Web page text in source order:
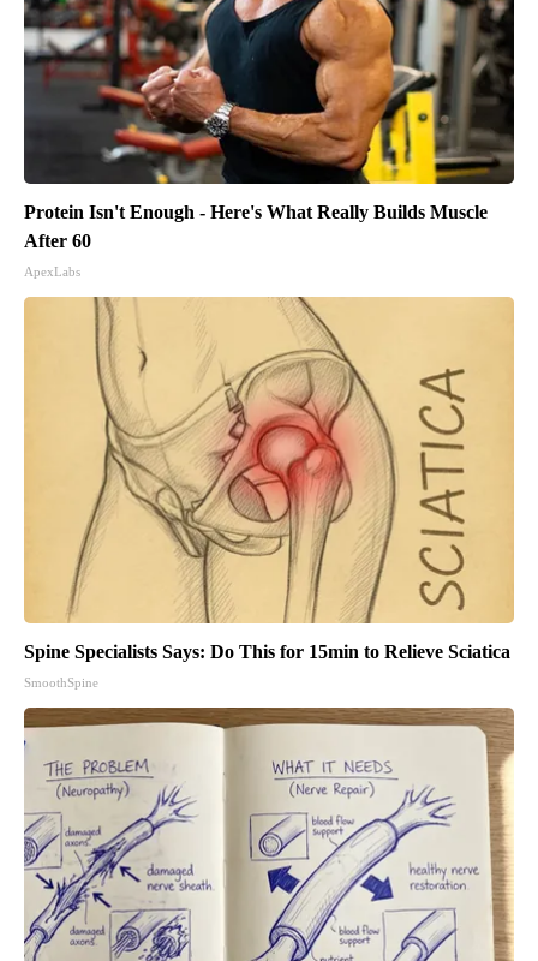
Protein Isn't Enough - Here's What Really Builds Muscle
After 60
ApexLabs
Spine Specialists Says: Do This for 15min to Relieve Sciatica
SmoothSpine